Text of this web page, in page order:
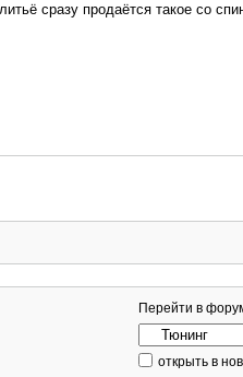
сразу продаётся такое со
Перейти в
открыть в